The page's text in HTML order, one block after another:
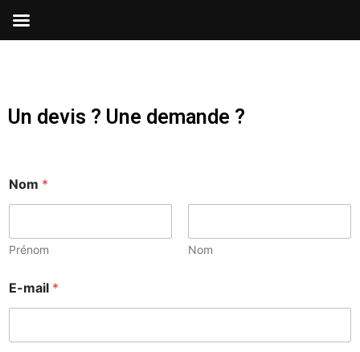
Un devis ? Une demande ?
Nom *
Prénom Nom
E-mail *